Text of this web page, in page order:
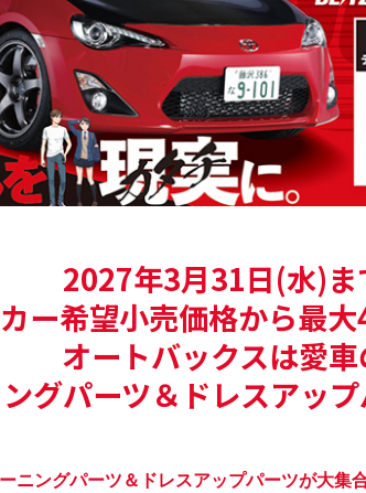
2027年3月31日(水)ま
ー希望小売価格から最大
オートバックスは愛車
グパーツ＆ドレスアップ
ニングパーツ＆ドレスアップパーツが大集